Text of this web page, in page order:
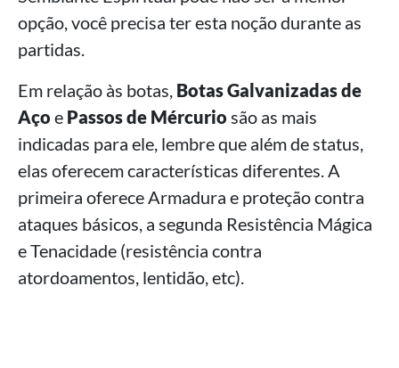
opção, você precisa ter esta noção durante as
partidas.
Em relação às botas, Botas Galvanizadas de
Aço e Passos de Mércurio são as mais
indicadas para ele, lembre que além de status,
elas oferecem características diferentes. A
primeira oferece Armadura e proteção contra
ataques básicos, a segunda Resistência Mágica
e Tenacidade (resistência contra
atordoamentos, lentidão, etc).